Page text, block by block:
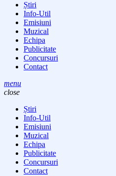
Știri
Info-Util
Emisiuni
Muzical
Echipa
Publicitate
Concursuri
Contact
menu
close
Știri
Info-Util
Emisiuni
Muzical
Echipa
Publicitate
Concursuri
Contact